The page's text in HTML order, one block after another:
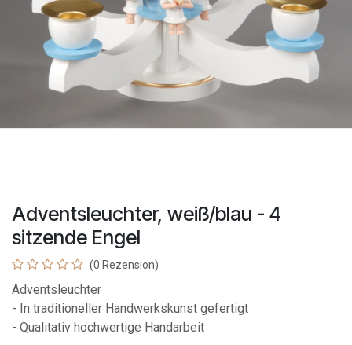
Adventsleuchter, weiß/blau - 4
sitzende Engel
(0 Rezension)
Adventsleuchter
- In traditioneller Handwerkskunst gefertigt
- Qualitativ hochwertige Handarbeit